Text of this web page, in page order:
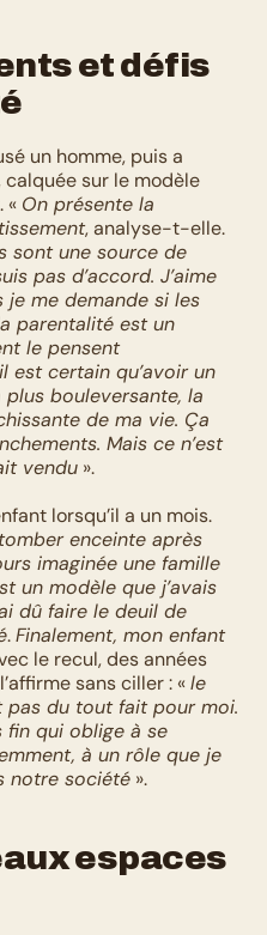
et défis
un homme, puis a
sur le modèle
« On présente la
sont une source de
pas d’accord. J’aime
me demande si les
parentalité est un
le pensent
est certain qu’avoir un
plus bouleversante, la
de ma vie. Ça
Mais ce n’est
vendu ».
lorsqu’il a un mois.
enceinte après
imaginée une famille
un modèle que j’avais
dû faire le deuil de
. Finalement, mon enfant
le recul, des années
sans ciller : « le
pas du tout fait pour moi.
fin qui oblige à se
à un rôle que je
notre société ».
espaces